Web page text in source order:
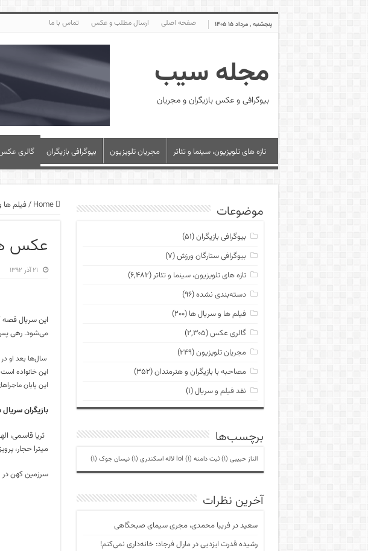
پنجشنبه , مرداد ۱۵ ۱۴۰۵ صفحه اصلی ارسال مطلب و عکس تماس با ما
مجله سیب
بیوگرافی و عکس بازیگران و مجریان
تازه های تلویزیون، سینما و تئاتر مجریان تلویزیون بیوگرافی بازیگران گالری
Home
/فیلم ها
عکس
۲۱ آذر ۱۳۹۲
این سریال قصه
می‌شود. رهی پس
سال‌ها بعد او
این خانواده
این پایان
بازیگران
ثریا قاسمی،
میترا حجار،
سرزمین کهن در ۴۵ قسمت ۵۰ دقیقه ای محصول گروه فیلم و سریال شبکه سه سیما است.
موضوعات
بیوگرافی بازیگران(۵۱)
بیوگرافی ستارگان ورزش(۷)
تازه های تلویزیون، سینما و تئاتر(۶,۴۸۲)
دسته‌بندی نشده(۹۶)
فیلم ها و سریال ها (۲۰۰)
گالری عکس(۲,۳۰۵)
مجریان تلویزیون(۲۴۹)
مصاحبه با بازیگران و هنرمندان(۳۵۲)
نقد فیلم و سریال(۱)
برچسب‌ها
الناز حبیبی (1) ثبت دامنه lol (1) لاله اسکندری (1) نیسان جوک (1)
آخرین نظرات
سعیددرفریبا محمدی، مجری سیمای صبحگاهی
رشیده قدرت ایزدییدرمارال فرجاد: خانه‌داری نمی‌کنم!